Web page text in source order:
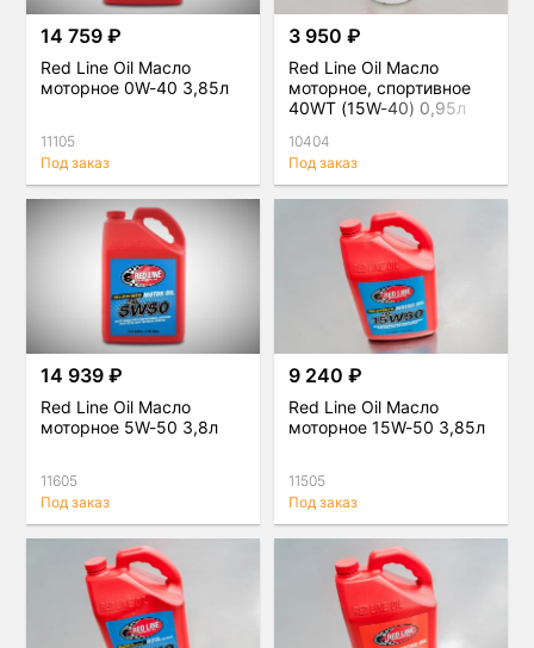
14 759 ₽
Red Line Oil Масло
моторное 0W-40 3,85л
11105
Под заказ
3 950 ₽
Red Line Oil Масло
моторное, спортивное
40WT (15W-40) 0,95л
10404
Под заказ
14 939 ₽
Red Line Oil Масло
моторное 5W-50 3,8л
11605
Под заказ
9 240 ₽
Red Line Oil Масло
моторное 15W-50 3,85л
11505
Под заказ